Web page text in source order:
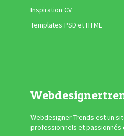
Inspiration CV
Templates PSD et HTML
Webdesigner Trends est un
professionnels et passionnés